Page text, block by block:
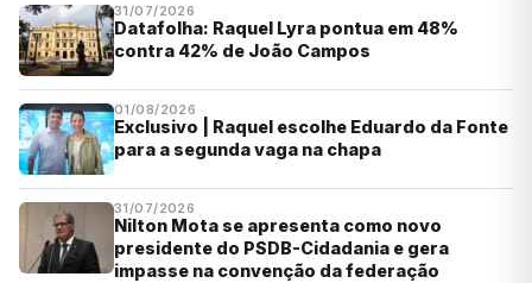
31/07/2026
Datafolha: Raquel Lyra pontua em 48%
contra 42% de João Campos
01/08/2026
Exclusivo | Raquel escolhe Eduardo da Fonte
para a segunda vaga na chapa
31/07/2026
Nilton Mota se apresenta como novo
presidente do PSDB-Cidadania e gera
impasse na convenção da federação